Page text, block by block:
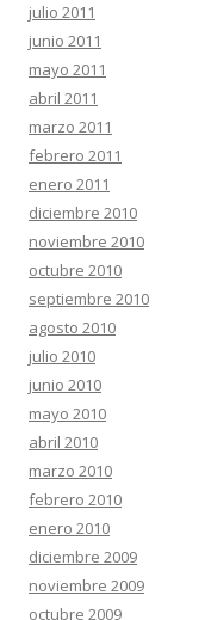
julio 2011
junio 2011
mayo 2011
abril 2011
marzo 2011
febrero 2011
enero 2011
diciembre 2010
noviembre 2010
octubre 2010
septiembre 2010
agosto 2010
julio 2010
junio 2010
mayo 2010
abril 2010
marzo 2010
febrero 2010
enero 2010
diciembre 2009
noviembre 2009
octubre 2009